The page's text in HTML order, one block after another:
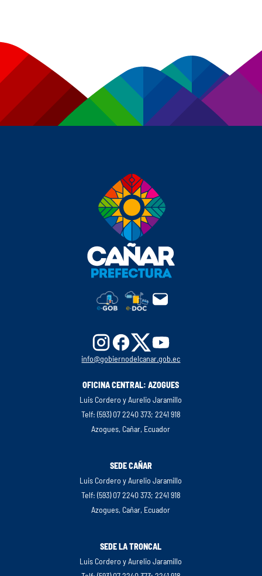
info@gobiernodelcanar.gob.ec
OFICINA CENTRAL: AZOGUES
Luis Cordero y Aurelio Jaramillo
Telf: (593) 07 2240 373; 2241 918
Azogues, Cañar, Ecuador
SEDE CAÑAR
Luis Cordero y Aurelio Jaramillo
Telf: (593) 07 2240 373; 2241 918
Azogues, Cañar, Ecuador
SEDE LA TRONCAL
Luis Cordero y Aurelio Jaramillo